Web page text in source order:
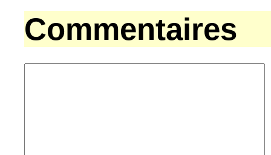
Commentaires